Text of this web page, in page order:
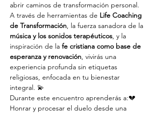
abrir caminos de transformación personal.
A través de herramientas de Life Coaching
de Transformación, la fuerza sanadora de la
música y los sonidos terapéuticos, y la
inspiración de la fe cristiana como base de
esperanza y renovación, vivirás una
experiencia profunda sin etiquetas
religiosas, enfocada en tu bienestar
integral. 💫
Durante este encuentro aprenderás a:💔
Honrar y procesar el duelo desde una